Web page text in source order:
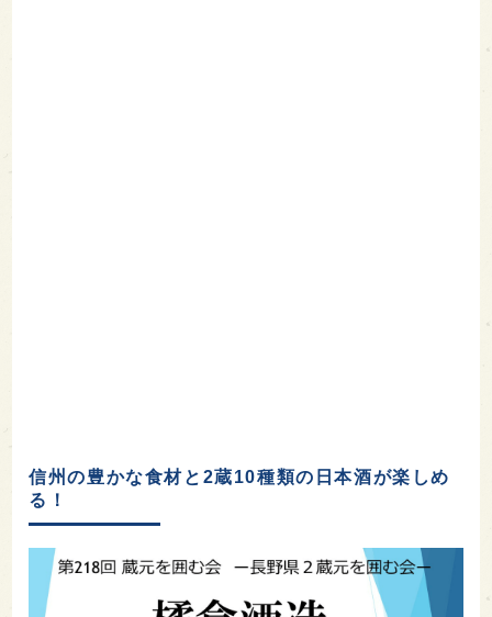
信州の豊かな食材と2蔵10種類の日本酒が楽しめ
る！